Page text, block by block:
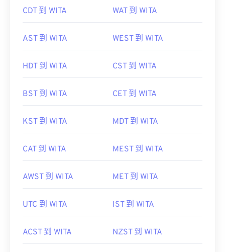
CDT 到 WITA WAT 到 WITA
AST 到 WITA WEST 到 WITA
HDT 到 WITA CST 到 WITA
BST 到 WITA CET 到 WITA
KST 到 WITA MDT 到 WITA
CAT 到 WITA MEST 到 WITA
AWST 到 WITA MET 到 WITA
UTC 到 WITA IST 到 WITA
ACST 到 WITA NZST 到 WITA